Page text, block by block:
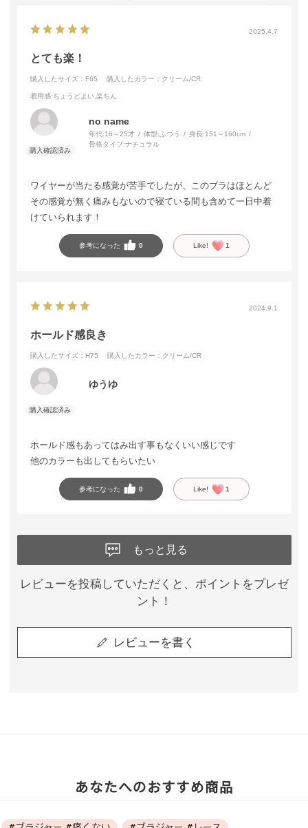
2025.4.7
とても楽！
購入したサイズ：F65 購入したカラー：クリーム/CR
着用感:ちょうどよい,楽ちん
no name
年代:16～25才 体型: ふつう 身長:151～160cm
骨格タイプ:ナチュラル
ワイヤーが当たる感覚が苦手でしたが、このブラはほとんど
その感覚が無く痛みもないので寝ている間も含めて一日中着
けていられます！
参考になった 0 Like! 1
2024.9.1
ホールド感良き
購入したサイズ：H75 購入したカラー：クリーム/CR
ゆうゆ
ホールド感もあってはみ出す事もなくいい感じです
他のカラーも出してもらいたい
参考になった 0 Like! 1
もっと見る
レビューを投稿していただくと、ポイントをプレゼ
ント！
レビューを書く
あなたへのおすすめ商品